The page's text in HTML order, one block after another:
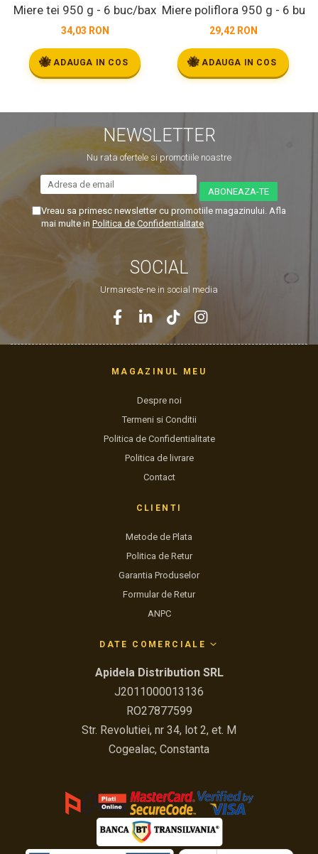
Miere tei 950 g - 6 buc/bax
34,03 RON
🐝ADAUGA IN COS
Miere poliflora 950 g - 6
29,42 RON
🐝ADAUGA IN COS
NEWSLETTER
Nu rata ofertele si promotiile noastre
Vreau sa primesc newsletter cu promotiile magazinului. Afla
mai multe in Politica de Confidentialitate
SOCIAL
Urmareste-ne in social media
MAGAZINUL MEU
Despre noi
Termeni si Conditii
Politica de Confidentialitate
Politica de livrare
Contact
CLIENTI
Metode de Plata
Politica de Retur
Garantia Produselor
Formular de Retur
ANPC
DATE COMERCIALE
Apidela Distribution SRL
J2011000013136
RO27877599
Str. Revolutiei, nr 34, lot 2, et. M
Cogealac, Constanta